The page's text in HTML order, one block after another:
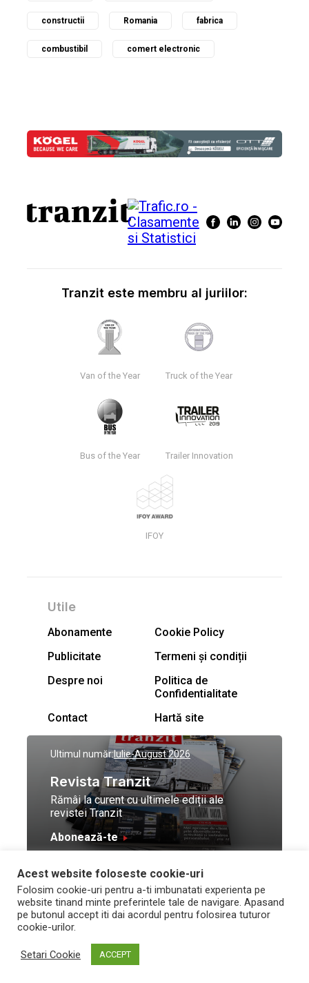
constructii Romania fabrica
combustibil comert electronic
Tranzit este membru al juriilor:
Van of the Year Truck of the Year
Bus of the Year Trailer Innovation
IFOY
Utile
Abonamente
Cookie Policy
Publicitate
Termeni și condiții
Despre noi
Politica de
Confidentialitate
Contact
Hartă site
Ultimul număr:Iulie-August 2026
Revista Tranzit
Rămâi la curent cu ultimele ediții ale
revistei Tranzit
Abonează-te
© Toate drepturile
rezervate Trafic Media
2026
Design by
and development by Neo
Vision Technologies
Acest website foloseste cookie-uri
Folosim cookie-uri pentru a-ti imbunatati experienta pe
website tinand minte preferintele tale de navigare. Apasand
pe butonul accept iti dai acordul pentru folosirea tuturor
cookie-urilor.
Setari Cookie ACCEPT